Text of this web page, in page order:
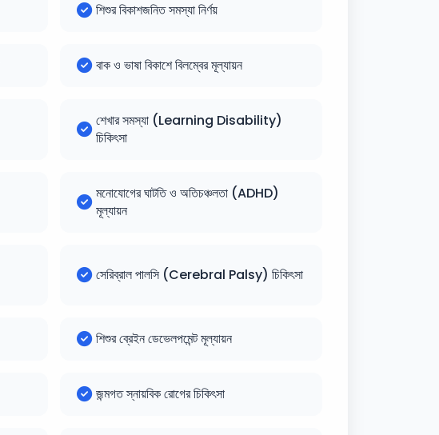
শিশুর বিকাশজনিত সমস্যা নির্ণয়
বাক ও ভাষা বিকাশে বিলম্বের মূল্যায়ন
শেখার সমস্যা (Learning Disability)
চিকিৎসা
মনোযোগের ঘাটতি ও অতিচঞ্চলতা (ADHD)
মূল্যায়ন
সেরিব্রাল পালসি (Cerebral Palsy) চিকিৎসা
শিশুর ব্রেইন ডেভেলপমেন্ট মূল্যায়ন
জন্মগত স্নায়বিক রোগের চিকিৎসা